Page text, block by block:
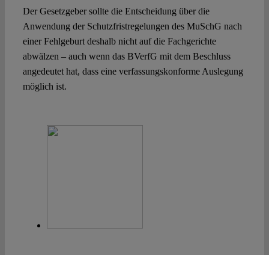
Der Gesetzgeber sollte die Entscheidung über die
Anwendung der Schutzfristregelungen des MuSchG nach
einer Fehlgeburt deshalb nicht auf die Fachgerichte
abwälzen – auch wenn das BVerfG mit dem Beschluss
angedeutet hat, dass eine verfassungskonforme Auslegung
möglich ist.